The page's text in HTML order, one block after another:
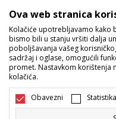
Bosna i Hercegovina
Ova web stranica
Kolačiće upotrebljavamo kako
bismo bili u stanju vršiti dalja
poboljšavanja vašeg
sadržaj i oglase, omogućili
promet. Nastavkom korištenja
kolačića.
Obavezni Statistika